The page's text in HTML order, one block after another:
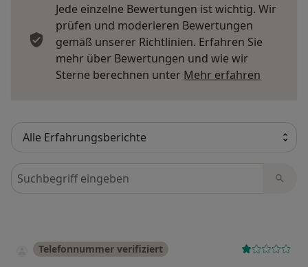
Jede einzelne Bewertungen ist wichtig. Wir
prüfen und moderieren Bewertungen
gemäß unserer Richtlinien. Erfahren Sie
mehr über Bewertungen und wie wir
Sterne berechnen unter Mehr erfahren
Bewertungen durchsuchen
Telefonnummer verifiziert